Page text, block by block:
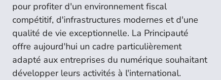
pour profiter d'un environnement fiscal
compétitif, d'infrastructures modernes et d'une
qualité de vie exceptionnelle. La Principauté
offre aujourd'hui un cadre particulièrement
adapté aux entreprises du numérique souhaitant
développer leurs activités à l'international.